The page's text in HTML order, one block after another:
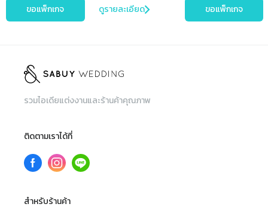
ขอแพ็กเกจ ดูรายละเอียด ขอแพ็กเกจ
รวมไอเดียแต่งงานและร้านค้าคุณภาพ
ติดตามเราได้ที่
สำหรับร้านค้า